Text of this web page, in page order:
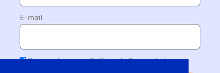
E-mail
Concordo com a Política de Privacidade